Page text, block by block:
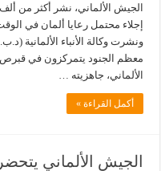
الجيش الألماني، نشر أكثر من
إجلاء محتمل رعايا ألمان في
ونشرت وكالة الأنباء الألمانية
معظم الجنود يتمركزون في
الألماني، جاهزيته …
أكمل القراءة »
الجيش الألماني